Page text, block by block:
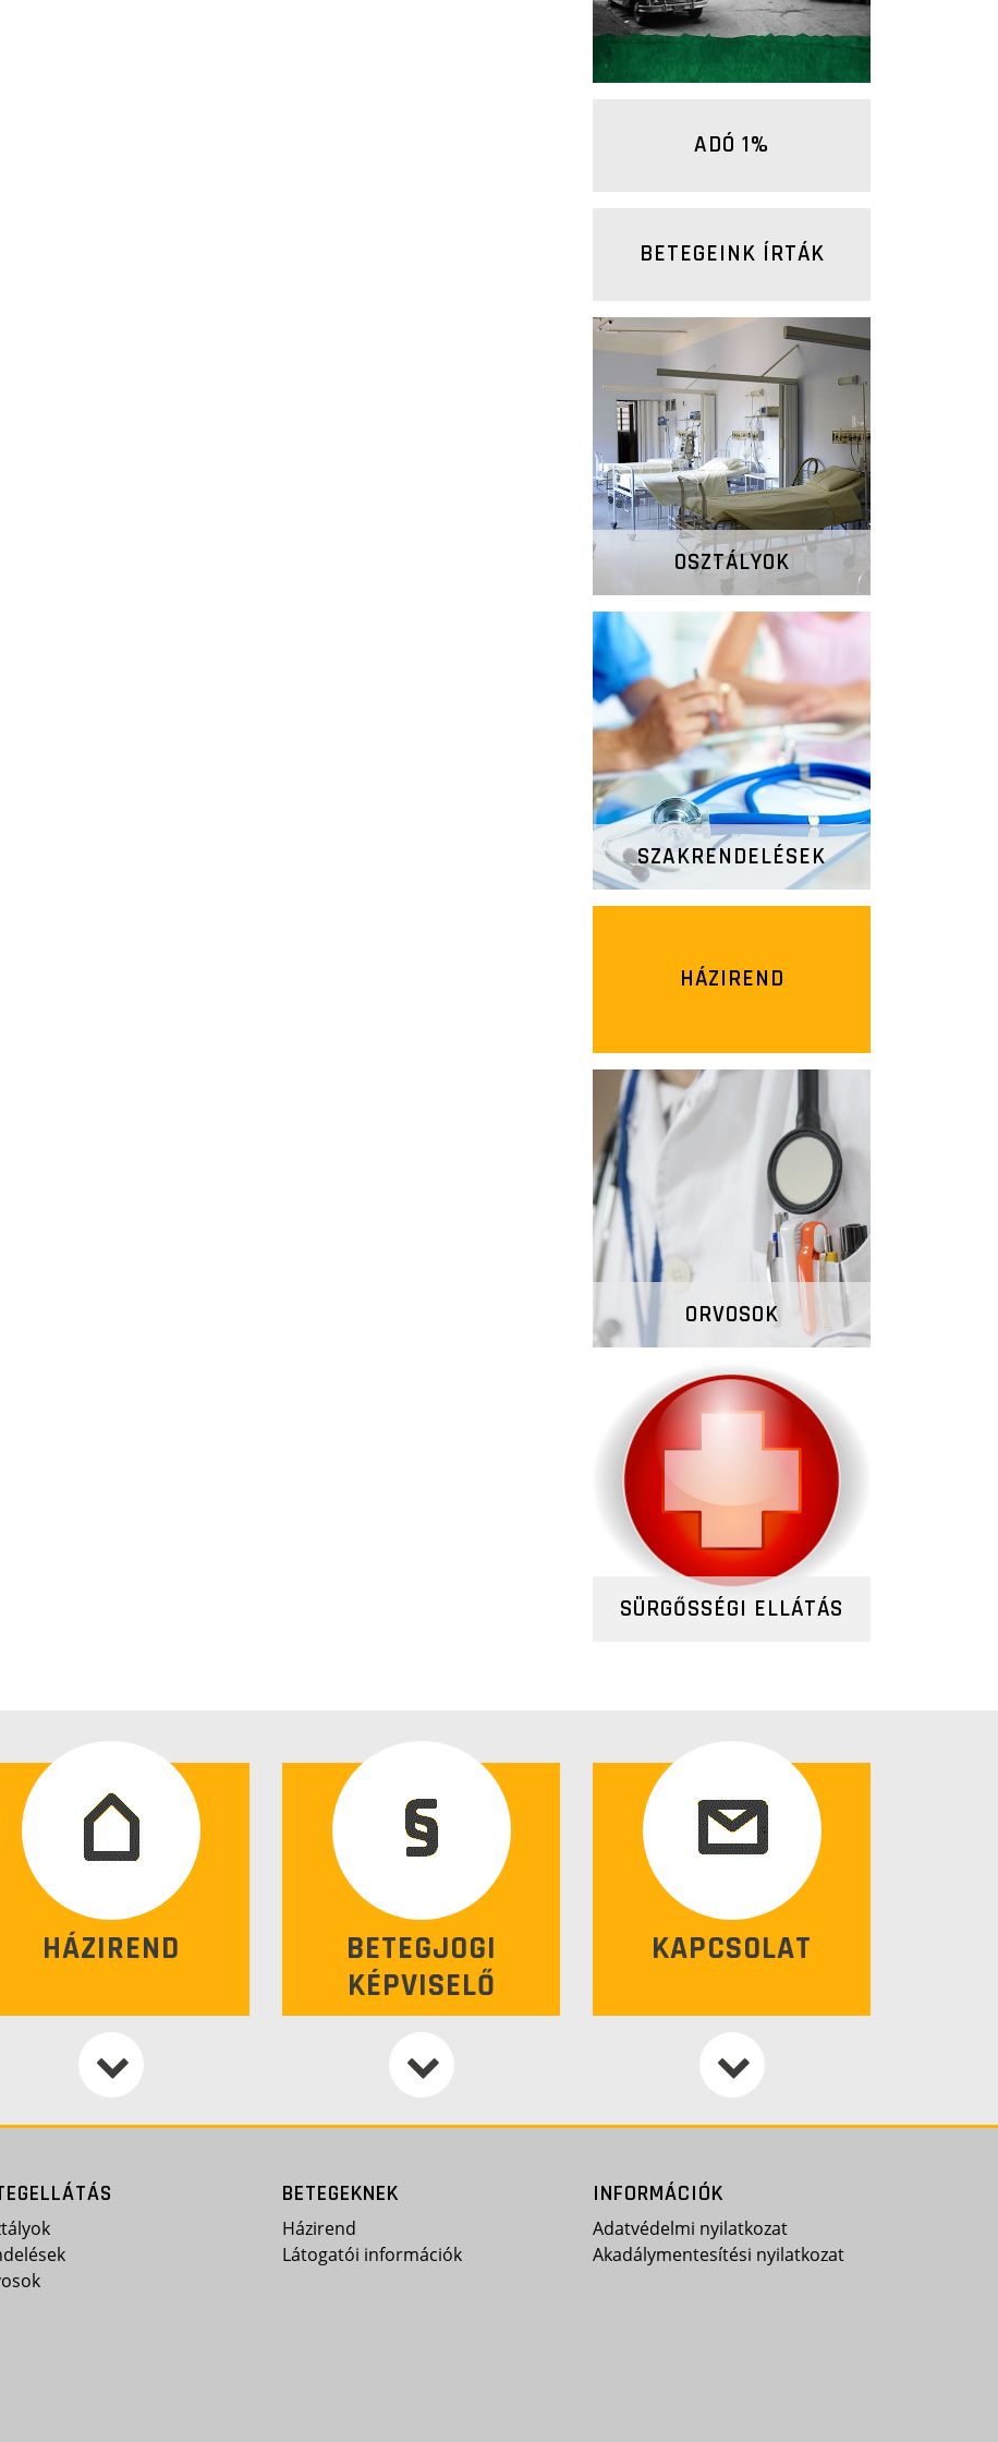
központok)
ADÓ 1%
BETEGEINK ÍRTÁK
OSZTÁLYOK
SZAKRENDELÉSEK
HÁZIREND
ORVOSOK
SÜRGŐSSÉGI ELLÁTÁS
HÁZIREND
BETEGJOGI
KÉPVISELŐ
KAPCSOLAT
BETEGEKNEK
Házirend
Látogatói információk
INFORMÁCIÓK
Adatvédelmi nyilatkozat
Akadálymentesítési nyilatkozat